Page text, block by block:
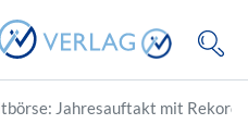
Jahresauftakt mit